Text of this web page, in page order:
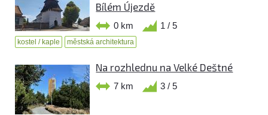
Bílém Újezdě
0 km 1 / 5
kostel / kaple městská architektura
Na rozhlednu na Velké Deštné
7 km 3 / 5